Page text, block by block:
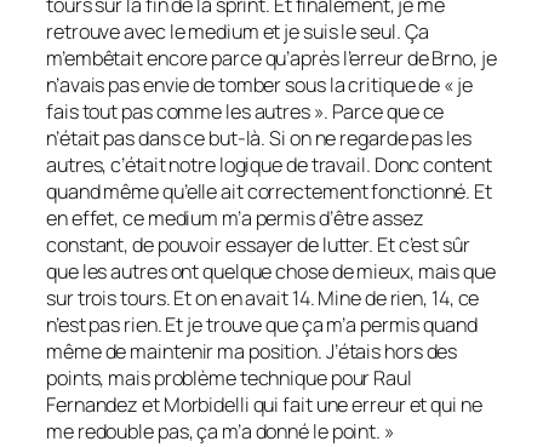
retrouve avec le medium et je suis le seul. Ça
m’embêtait encore parce qu’après l’erreur de Brno, je
n’avais pas envie de tomber sous la critique de « je
fais tout pas comme les autres ». Parce que ce
n’était pas dans ce but-là. Si on ne regarde pas les
autres, c’était notre logique de travail. Donc content
quand même qu’elle ait correctement fonctionné. Et
en effet, ce medium m’a permis d’être assez
constant, de pouvoir essayer de lutter. Et c’est sûr
que les autres ont quelque chose de mieux, mais que
sur trois tours. Et on en avait 14. Mine de rien, 14, ce
n’est pas rien. Et je trouve que ça m’a permis quand
même de maintenir ma position. J’étais hors des
points, mais problème technique pour Raul
Fernandez et Morbidelli qui fait une erreur et qui ne
me redouble pas, ça m’a donné le point. »